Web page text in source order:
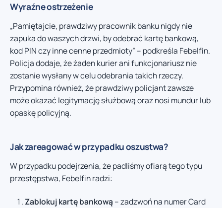
Wyraźne ostrzeżenie
„Pamiętajcie, prawdziwy pracownik banku nigdy nie
zapuka do waszych drzwi, by odebrać kartę bankową,
kod PIN czy inne cenne przedmioty” – podkreśla Febelfin.
Policja dodaje, że żaden kurier ani funkcjonariusz nie
zostanie wysłany w celu odebrania takich rzeczy.
Przypomina również, że prawdziwy policjant zawsze
może okazać legitymację służbową oraz nosi mundur lub
opaskę policyjną.
Jak zareagować w przypadku oszustwa?
W przypadku podejrzenia, że padliśmy ofiarą tego typu
przestępstwa, Febelfin radzi:
Zablokuj kartę bankową – zadzwoń na numer Card